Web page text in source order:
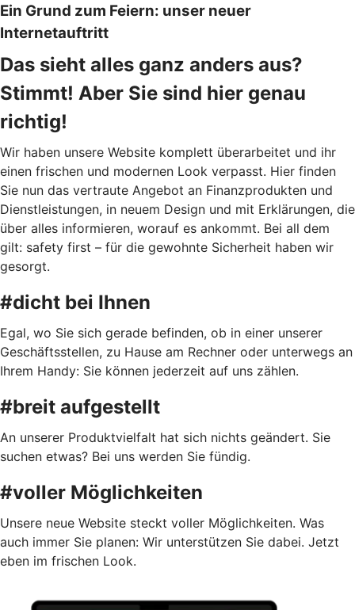
Ein Grund zum Feiern: unser neuer
Internetauftritt
Das sieht alles ganz anders aus?
Stimmt! Aber Sie sind hier genau
richtig!
Wir haben unsere Website komplett überarbeitet und ihr
einen frischen und modernen Look verpasst. Hier finden
Sie nun das vertraute Angebot an Finanzprodukten und
Dienstleistungen, in neuem Design und mit Erklärungen, die
über alles informieren, worauf es ankommt. Bei all dem
gilt: safety first – für die gewohnte Sicherheit haben wir
gesorgt.
#dicht bei Ihnen
Egal, wo Sie sich gerade befinden, ob in einer unserer
Geschäftsstellen, zu Hause am Rechner oder unterwegs an
Ihrem Handy: Sie können jederzeit auf uns zählen.
#breit aufgestellt
An unserer Produktvielfalt hat sich nichts geändert. Sie
suchen etwas? Bei uns werden Sie fündig.
#voller Möglichkeiten
Unsere neue Website steckt voller Möglichkeiten. Was
auch immer Sie planen: Wir unterstützen Sie dabei. Jetzt
eben im frischen Look.